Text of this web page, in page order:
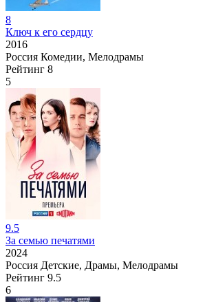
8
Ключ к его сердцу
2016
Россия Комедии, Мелодрамы
Рейтинг 8
5
9.5
За семью печатями
2024
Россия Детские, Драмы, Мелодрамы
Рейтинг 9.5
6